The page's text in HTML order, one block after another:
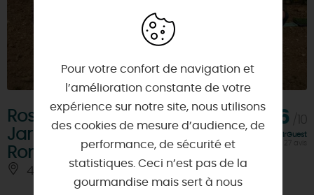
Roseraie de Morailles -
Jardins de la Voie
Romaine
45300 - PITHIVIERS-LE-VIEIL À 4.5 KM
9,6
Note FairGuest
calculée sur 27 avis
Pour votre confort de navigation et
l’amélioration constante de votre
expérience sur notre site, nous utilisons
des cookies de mesure d’audience, de
performance, de sécurité et
statistiques. Ceci n’est pas de la
gourmandise mais sert à nous